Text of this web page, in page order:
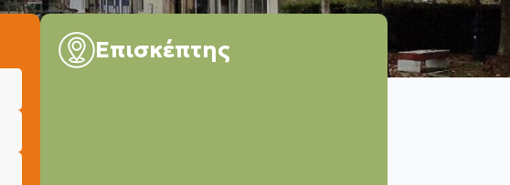
Επισκέπτης